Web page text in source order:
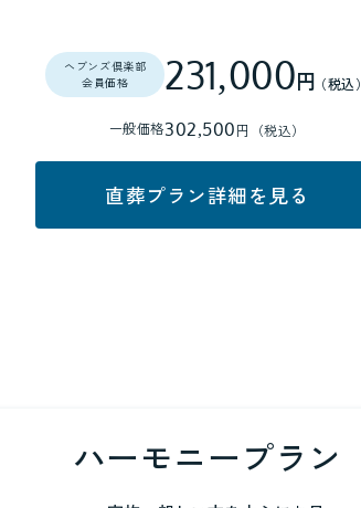
ヘブンズ倶楽部
会員価格
231,000円 （税込）
一般価格302,500 円（税込）
直葬プラン詳細を見る
ハーモニープラン